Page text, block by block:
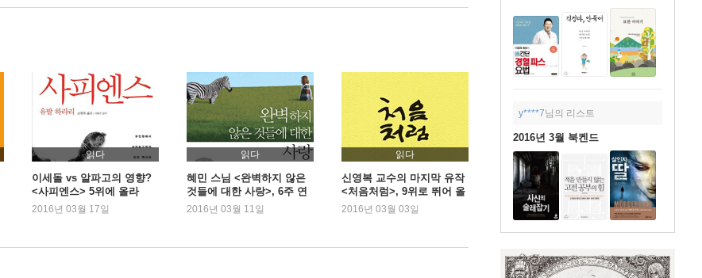
y****7님의 리스트
2016년 3월 북켄드
읽다
이세돌 vs 알파고의 영향?
<사피엔스> 5위에 올라
2016년 03월 17일
읽다
혜민 스님 <완벽하지 않은
것들에 대한 사랑>, 6주 연
속 1위
2016년 03월 11일
읽다
신영복 교수의 마지막 유작
<처음처럼>, 9위로 뛰어 올
라
2016년 03월 03일